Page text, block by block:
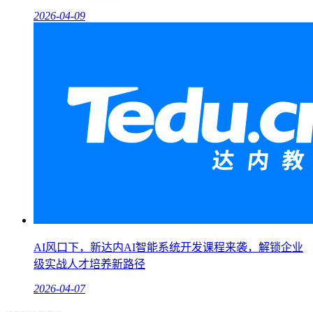
2026-04-09
AI风口下，新达内AI智能系统开发课程来袭，解锁企业
级实战人才培养新路径
2026-04-07